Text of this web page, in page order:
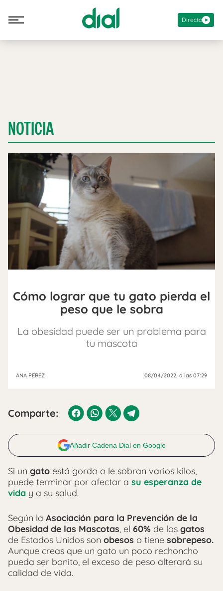
Directo
NOTICIA
Cómo lograr que tu gato pierda el
peso que le sobra
La obesidad puede ser un problema para
tu mascota
ANA PÉREZ 08/04/2022, a las 07:29
Comparte:
Añadir Cadena Dial en Google
Si un gato está gordo o le sobran varios kilos,
puede terminar por afectar a su esperanza de
vida y a su salud.
Según la Asociación para la Prevención de la
Obesidad de las Mascotas, el 60% de los gatos
de Estados Unidos son obesos o tiene sobrepeso.
Aunque creas que un gato un poco rechoncho
pueda ser bonito, el exceso de peso alterará su
calidad de vida.